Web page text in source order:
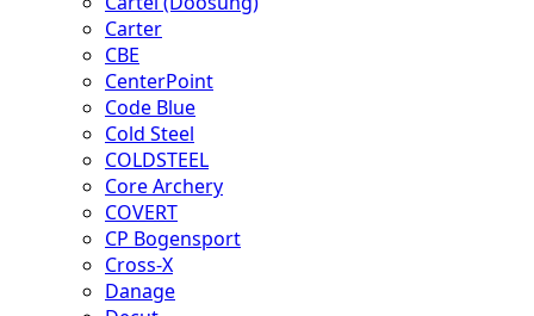
Carter
CBE
CenterPoint
Code Blue
Cold Steel
COLDSTEEL
Core Archery
COVERT
CP Bogensport
Cross-X
Danage